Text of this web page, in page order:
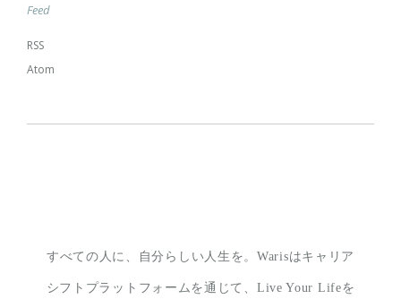
Feed
RSS
Atom
すべての人に、自分らしい人生を。Warisはキャリア
シフトプラットフォームを通じて、 Live Your Lifeを